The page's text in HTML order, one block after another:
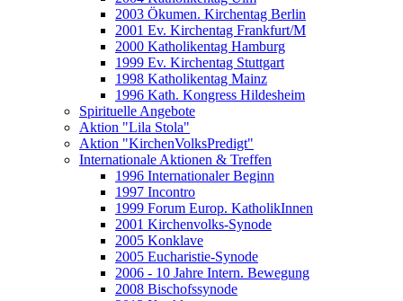
2003 Ökumen. Kirchentag Berlin
2001 Ev. Kirchentag Frankfurt/M
2000 Katholikentag Hamburg
1999 Ev. Kirchentag Stuttgart
1998 Katholikentag Mainz
1996 Kath. Kongress Hildesheim
Spirituelle Angebote
Aktion "Lila Stola"
Aktion "KirchenVolksPredigt"
Internationale Aktionen & Treffen
1996 Internationaler Beginn
1997 Incontro
1999 Forum Europ. KatholikInnen
2001 Kirchenvolks-Synode
2005 Konklave
2005 Eucharistie-Synode
2006 - 10 Jahre Intern. Bewegung
2008 Bischofssynode